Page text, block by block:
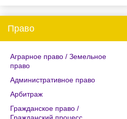
Право
Аграрное право / Земельное
право
Административное право
Арбитраж
Гражданское право /